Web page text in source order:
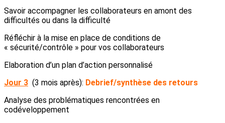
Savoir accompagner les collaborateurs en amont des
difficultés ou dans la difficulté
Réfléchir à la mise en place de conditions de
« sécurité/contrôle » pour vos collaborateurs
Elaboration d’un plan d’action personnalisé
Jour 3 (3 mois après): Debrief/synthèse des retours
Analyse des problématiques rencontrées en
codéveloppement